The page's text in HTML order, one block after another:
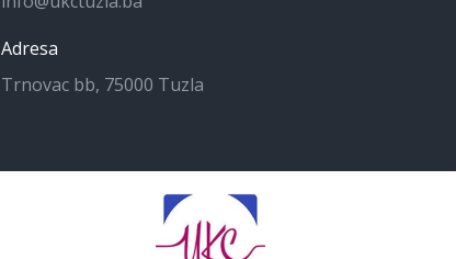
Adresa
Trnovac bb, 75000 Tuzla